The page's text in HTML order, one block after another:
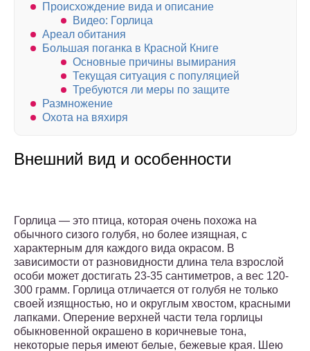
Происхождение вида и описание
Видео: Горлица
Ареал обитания
Большая поганка в Красной Книге
Основные причины вымирания
Текущая ситуация с популяцией
Требуются ли меры по защите
Размножение
Охота на вяхиря
Внешний вид и особенности
Горлица — это птица, которая очень похожа на
обычного сизого голубя, но более изящная, с
характерным для каждого вида окрасом. В
зависимости от разновидности длина тела взрослой
особи может достигать 23-35 сантиметров, а вес 120-
300 грамм. Горлица отличается от голубя не только
своей изящностью, но и округлым хвостом, красными
лапками. Оперение верхней части тела горлицы
обыкновенной окрашено в коричневые тона,
некоторые перья имеют белые, бежевые края. Шею